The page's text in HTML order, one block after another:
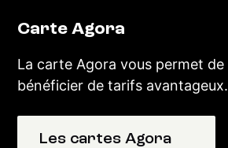
Carte Agora
La carte Agora vous permet de
bénéficier de tarifs avantageux.
Les cartes Agora